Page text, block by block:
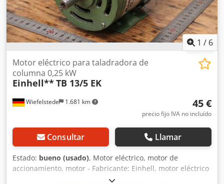
1 / 6
Wiefelstede 1.681 km
Motor eléctrico para taladradora de
columna 0,25 kW
Einhell**TB 13/5 EK
45 €
precio fijo IVA no incluído
Consultar Llamar
Estado: bueno (usado), Motor eléctrico, motor de
accionamiento, motor - Fabricante: Einhell, motor eléctrico
de taladradora de columna TB 13/5 EK - Potencia: 0,25 kW /